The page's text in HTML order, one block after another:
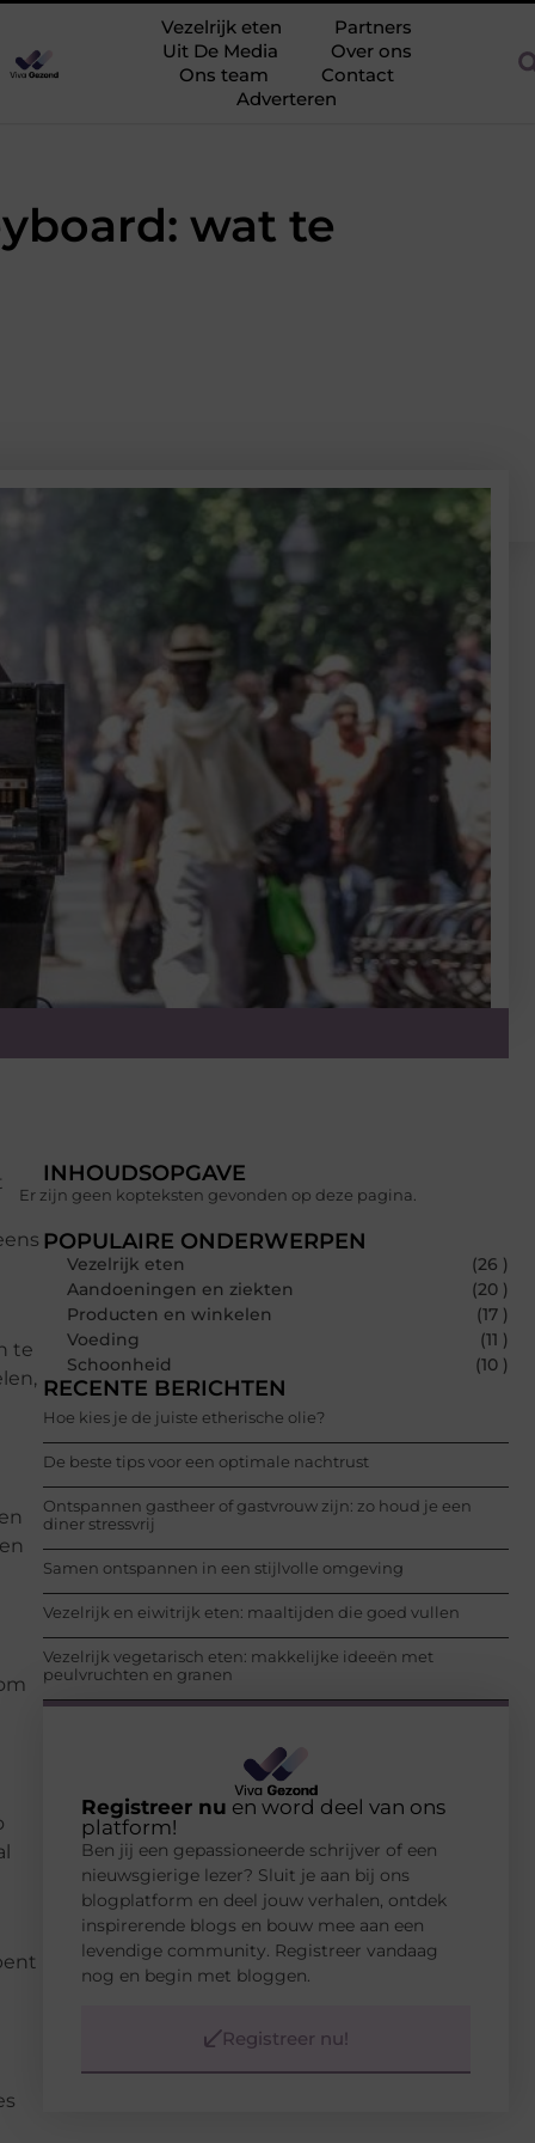
Vezelrijk eten
Partners
Uit De Media
Over ons
Ons team
Contact
Adverteren
wat te
te
INHOUDSOPGAVE
Er zijn geen kopteksten gevonden op deze pagina.
POPULAIRE ONDERWERPEN
Vezelrijk eten
(26 )
Aandoeningen en ziekten
(20 )
Producten en winkelen
(17 )
Voeding
(11 )
Schoonheid
(10 )
RECENTE BERICHTEN
Hoe kies je de juiste etherische olie?
De beste tips voor een optimale nachtrust
Ontspannen gastheer of gastvrouw zijn: zo houd je een
diner stressvrij
Samen ontspannen in een stijlvolle omgeving
Vezelrijk en eiwitrijk eten: maaltijden die goed vullen
Vezelrijk vegetarisch eten: makkelijke ideeën met
peulvruchten en granen
Registreer nu en word deel van ons
platform!
Ben jij een gepassioneerde schrijver of een
nieuwsgierige lezer? Sluit je aan bij ons
blogplatform en deel jouw verhalen, ontdek
inspirerende blogs en bouw mee aan een
levendige community. Registreer vandaag
nog en begin met bloggen.
Registreer nu!